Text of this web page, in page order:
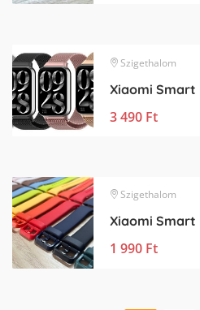
Szigethalom
3 490 Ft
Szigethalom
1 990 Ft